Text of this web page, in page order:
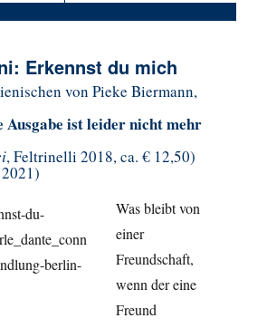
Erkennst du mich
von Pieke Biermann,
Ausgabe ist leider nicht mehr
, Feltrinelli 2018, ca. € 12,50)
Was bleibt von
einer
Freundschaft,
wenn der eine
Freund